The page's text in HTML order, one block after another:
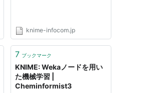
knime-infocom.jp
7 ブックマーク
KNIME: Wekaノードを用い
た機械学習 |
Cheminformist3